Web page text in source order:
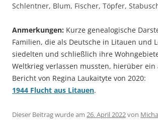
Schlentner, Blum, Fischer, Töpfer,
Anmerkungen: Kurze genealogische
Familien, die als Deutsche in Litauen und
siedelten und schließlich ihre
Weltkrieg verlassen mussten, hierüber
Bericht von Regina Laukaityte
1944 Flucht aus Litauen.
Dieser Beitrag wurde am 26. April 2022von